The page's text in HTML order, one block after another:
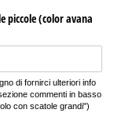
piccole (color avana
di fornirci ulteriori info
commenti in basso
con scatole grandi")